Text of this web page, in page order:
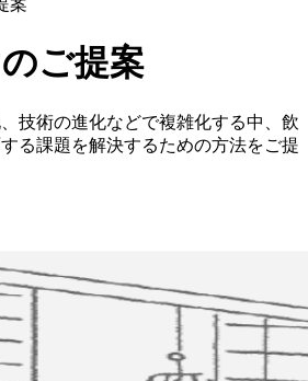
案
ご提案
技術の進化などで複雑化する中、飲
る課題を解決するための方法をご提